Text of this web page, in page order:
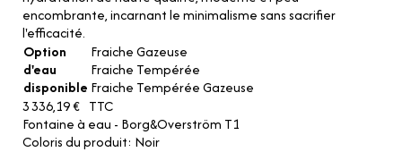
encombrante, incarnant le minimalisme sans sacrifier
l'efficacité.
Option
d'eau
disponible
Fraiche Gazeuse
Fraiche Tempérée
Fraiche Tempérée Gazeuse
3 336,19 € TTC
Fontaine à eau - Borg&Overström T1
Coloris du produit Noir